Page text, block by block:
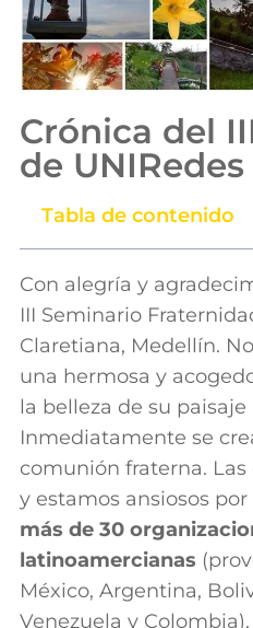
Crónica del
de UNIRedes
Tabla de contenido
Con alegría y
III Seminario
Claretiana, Medellín.
una hermosa y
la belleza de su
Inmediatamente se
comunión fraterna.
y estamos ansiosos
más de 30
latinoamercianas
México, Argentina,
Venezuela y